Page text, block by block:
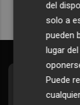
del
solo a
pueden
lugar
Puede